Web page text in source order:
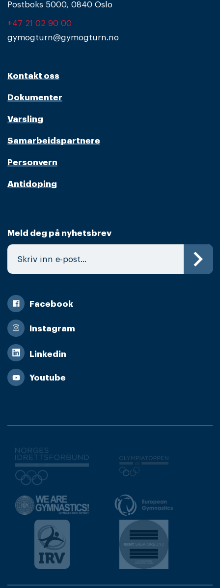
Postboks 5000, 0840 Oslo
+47 21 02 90 00
gymogturn@gymogturn.no
Kontakt oss
Dokumenter
Varsling
Samarbeidspartnere
Personvern
Antidoping
Meld deg på nyhetsbrev
Facebook
Instagram
Linkedin
Youtube